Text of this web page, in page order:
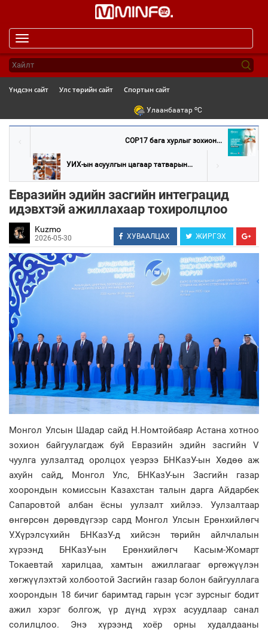
navigation
Үндсэн сайт Улс төрийн сайт Спортын сайт
Улаанбаатар oC
COP17 бага хурлыг зохион...
УИХ-ын асуулгын цагаар татварын...
Евразийн эдийн засгийн интеграцид
идэвхтэй ажиллахаар тохиролцлоо
Kuzmo
2026-05-30 ХУВААЛЦАХ ЖИРГЭХ
Монгол Улсын Шадар сайд Н.Номтойбаяр Астана хотноо
зохион байгуулагдаж буй Евразийн эдийн засгийн V
чуулга уулзалтад оролцох үеэрээ БНКазУ-ын Хөдөө аж
ахуйн сайд, Монгол Улс, БНКазУ-ын Засгийн газар
хоорондын комиссын Казахстан талын дарга Айдарбек
Сапаровтой албан ёсны уулзалт хийлээ. Уулзалтаар
өнгөрсөн дөрөвдүгээр сард Монгол Улсын Ерөнхийлөгч
У.Хүрэлсүхийн БНКазУ-д хийсэн төрийн айлчлалын
хүрээнд БНКазУ-ын Ерөнхийлөгч Касым-Жомарт
Токаевтай харилцаа, хамтын ажиллагааг өргөжүүлэн
хөгжүүлэхтэй холбоотой Засгийн газар болон байгууллага
хоорондын 18 бичиг баримтад гарын үсэг зурсныг бодит
ажил хэрэг болгож, үр дүнд хүрэх асуудлаар санал
солилцлоо. Энэ хүрээнд хоёр орны худалдааны